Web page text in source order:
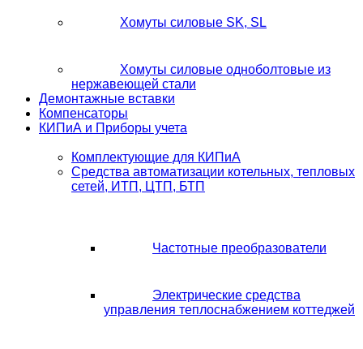
Хомуты силовые SK, SL
Хомуты силовые одноболтовые из
нержавеющей стали
Демонтажные вставки
Компенсаторы
КИПиА и Приборы учета
Комплектующие для КИПиА
Средства автоматизации котельных, тепловых
сетей, ИТП, ЦТП, БТП
Частотные преобразователи
Электрические средства
управления теплоснабжением коттеджей